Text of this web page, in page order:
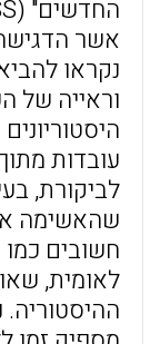
אשר
נקראו
וראייה של
עובדות
לביקורת,
שהאשימה
חשובים כמו
לאומית,